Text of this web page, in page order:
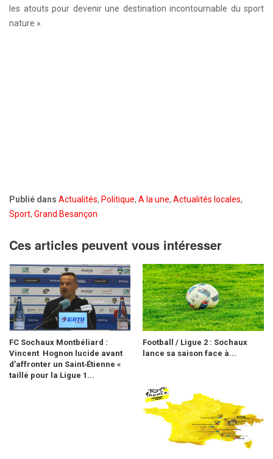
les atouts pour devenir une destination incontournable du sport
nature ».
Publié dans Actualités, Politique, A la une, Actualités locales,
Sport, Grand Besançon
Ces articles peuvent vous intéresser
FC Sochaux Montbéliard :
Vincent Hognon lucide avant
d’affronter un Saint‑Étienne «
taillé pour la Ligue 1...
Football / Ligue 2 : Sochaux
lance sa saison face à...